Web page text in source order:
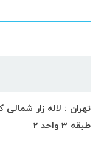
تهران : لاله زار
طبقه 3 واحد 2